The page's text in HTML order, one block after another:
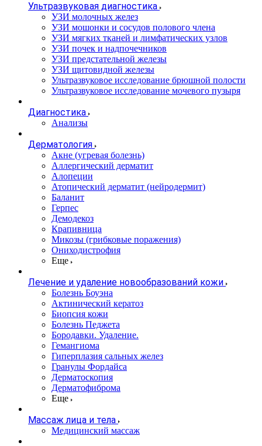
Ультразвуковая диагностика
УЗИ молочных желез
УЗИ мошонки и сосудов полового члена
УЗИ мягких тканей и лимфатических узлов
УЗИ почек и надпочечников
УЗИ предстательной железы
УЗИ щитовидной железы
Ультразвуковое исследование брюшной полости
Ультразвуковое исследование мочевого пузыря
Диагностика
Анализы
Дерматология
Акне (угревая болезнь)
Аллергический дерматит
Алопеции
Атопический дерматит (нейродермит)
Баланит
Герпес
Демодекоз
Крапивница
Микозы (грибковые поражения)
Ониходистрофия
Еще
Лечение и удаление новообразований кожи
Болезнь Боуэна
Актинический кератоз
Биопсия кожи
Болезнь Педжета
Бородавки. Удаление.
Гемангиома
Гиперплазия сальных желез
Гранулы Фордайса
Дерматоскопия
Дерматофиброма
Еще
Массаж лица и тела
Медицинский массаж